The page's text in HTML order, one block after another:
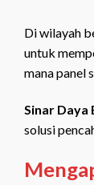
Di wilayah
untuk
mana panel
Sinar Daya
solusi